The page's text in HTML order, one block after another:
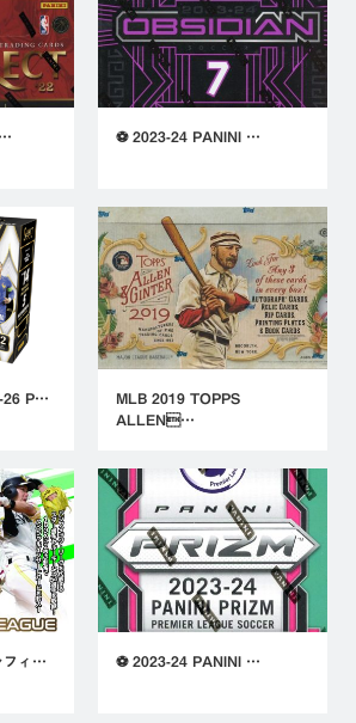
⚽ 2023-24 PANINI …
26 P…
MLB 2019 TOPPS
ALLEN…
フィ… ⚽ 2023-24 PANINI …